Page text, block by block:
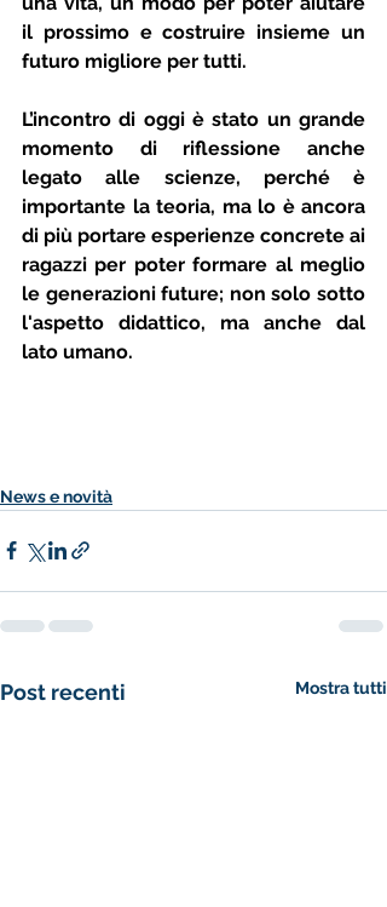
il prossimo e costruire insieme un
futuro migliore per tutti.
L’incontro di oggi è stato un grande
momento di riflessione anche
legato alle scienze, perché è
importante la teoria, ma lo è ancora
di più portare esperienze concrete ai
ragazzi per poter formare al meglio
le generazioni future; non solo sotto
l'aspetto didattico, ma anche dal
lato umano.
News e novità
Post recenti Mostra tutti